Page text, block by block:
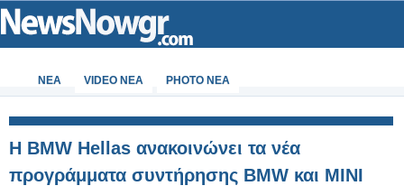
ΝΕΑ VIDEO NEA PHOTO NEA
Η BMW Hellas ανακοινώνει τα νέα
προγράμματα συντήρησης BMW και ΜΙΝΙ